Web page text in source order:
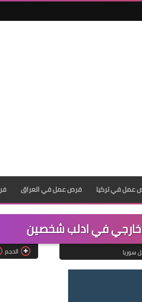
عمل في تركيا فرص عمل في العراق
في ادلب شخصين
سوريا الحجم